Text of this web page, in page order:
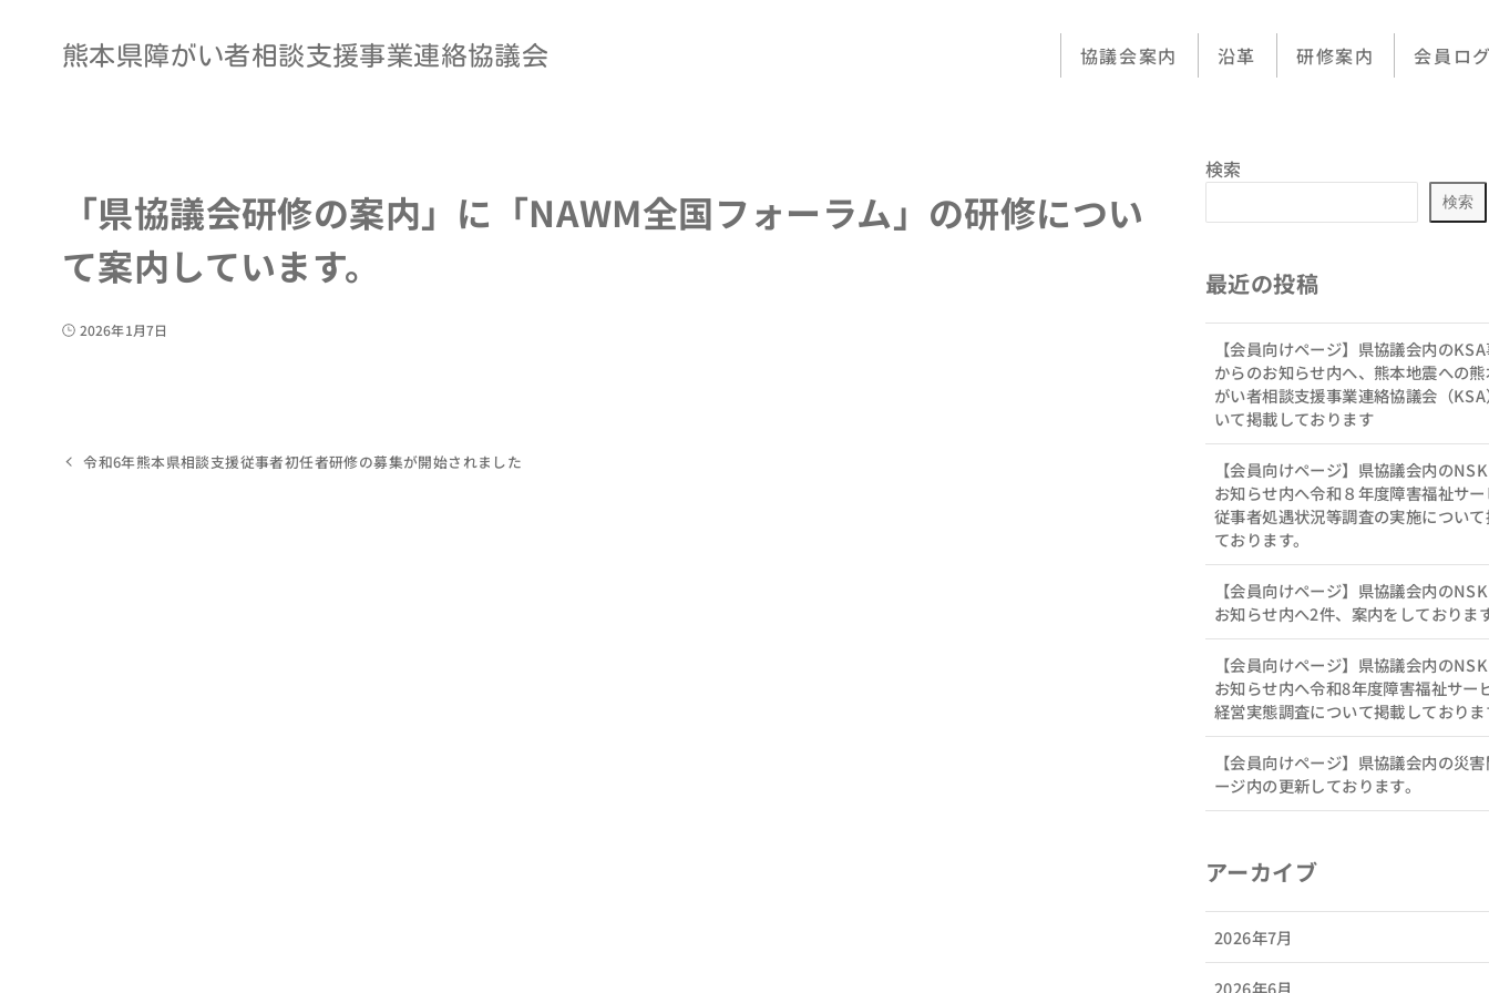
熊本県障がい者相談支援事業連絡協議会 協議会案内 沿革 研修案内 会員ロ
「県協議会研修の案内」に「NAWM全国フォーラム」の研修につい
て案内しています。
2026年1月7日
令和6年熊本県相談支援従事者初任者研修の募集が開始されました
検索
検索
最近の投稿
【会員向けページ】県協議会内の
からのお知らせ内へ、熊本地震への
がい者相談支援事業連絡協議会（
いて掲載しております
【会員向けページ】県協議会内の
お知らせ内へ令和８年度障害福祉サ
従事者処遇状況等調査の実施につい
ております。
【会員向けページ】県協議会内の
お知らせ内へ2件、案内をしておりま
【会員向けページ】県協議会内の
お知らせ内へ令和8年度障害福祉サー
経営実態調査について掲載しておりま
【会員向けページ】県協議会内の災
ージ内の更新しております。
アーカイブ
2026年7月